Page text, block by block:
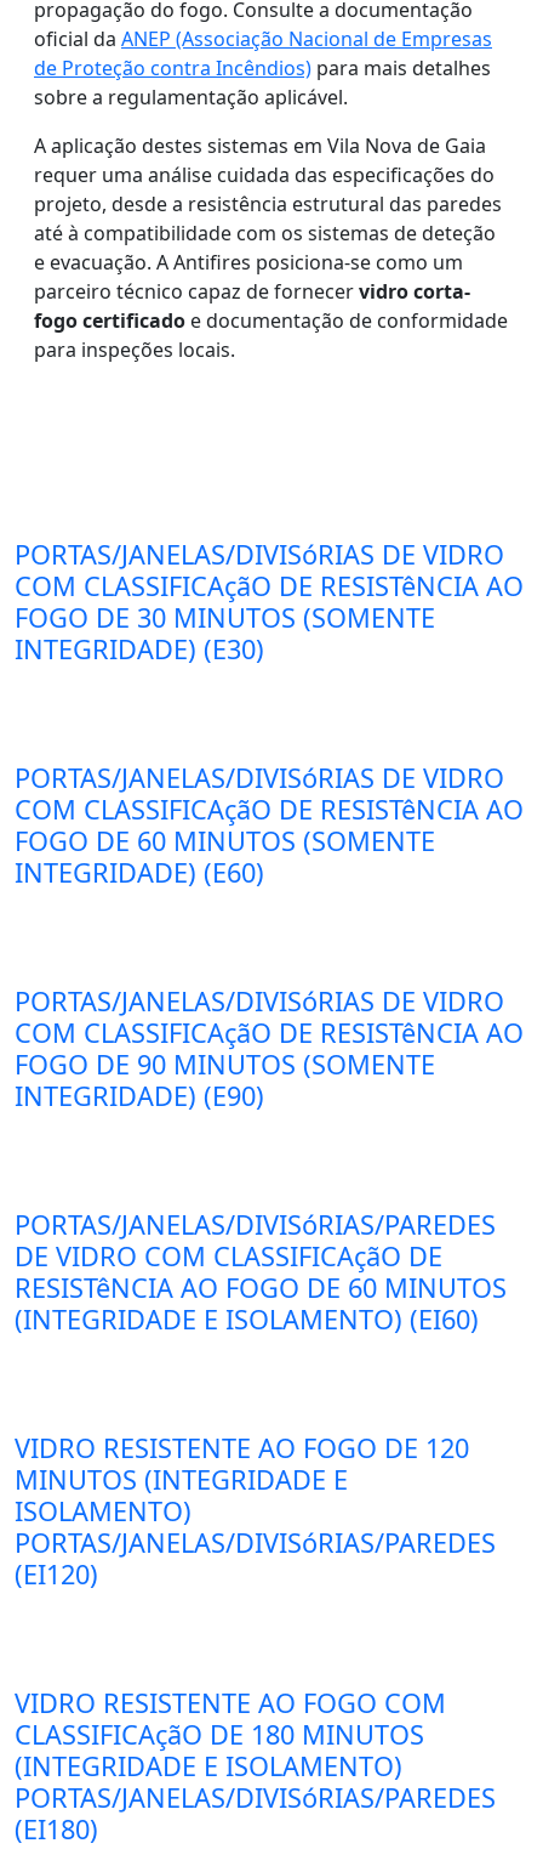
propagação do fogo. Consulte a documentação
oficial da ANEP (Associação Nacional de Empresas
de Proteção contra Incêndios) para mais detalhes
sobre a regulamentação aplicável.
A aplicação destes sistemas em Vila Nova de Gaia
requer uma análise cuidada das especificações do
projeto, desde a resistência estrutural das paredes
até à compatibilidade com os sistemas de deteção
e evacuação. A Antifires posiciona-se como um
parceiro técnico capaz de fornecervidro corta-
fogo certificado e documentação de conformidade
para inspeções locais.
PORTAS/JANELAS/DIVISóRIAS DE VIDRO
COM CLASSIFICAçãO DE RESISTêNCIA AO
FOGO DE 30 MINUTOS (SOMENTE
INTEGRIDADE) (E30)
PORTAS/JANELAS/DIVISóRIAS DE VIDRO
COM CLASSIFICAçãO DE RESISTêNCIA AO
FOGO DE 60 MINUTOS (SOMENTE
INTEGRIDADE) (E60)
PORTAS/JANELAS/DIVISóRIAS DE VIDRO
COM CLASSIFICAçãO DE RESISTêNCIA AO
FOGO DE 90 MINUTOS (SOMENTE
INTEGRIDADE) (E90)
PORTAS/JANELAS/DIVISóRIAS/PAREDES
DE VIDRO COM CLASSIFICAçãO DE
RESISTêNCIA AO FOGO DE 60 MINUTOS
(INTEGRIDADE E ISOLAMENTO) (EI60)
VIDRO RESISTENTE AO FOGO DE 120
MINUTOS (INTEGRIDADE E
ISOLAMENTO)
PORTAS/JANELAS/DIVISóRIAS/PAREDES
(EI120)
VIDRO RESISTENTE AO FOGO COM
CLASSIFICAçãO DE 180 MINUTOS
(INTEGRIDADE E ISOLAMENTO)
PORTAS/JANELAS/DIVISóRIAS/PAREDES
(EI180)